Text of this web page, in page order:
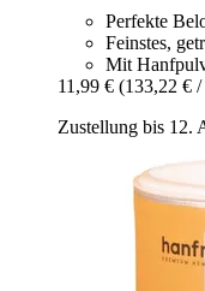
Perfekte
Feinstes,
Mit
11,99 € (133,22 €
Zustellung bis 12.